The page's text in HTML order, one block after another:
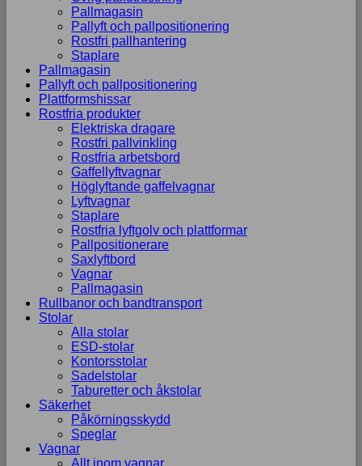
Pallmagasin
Pallyft och pallpositionering
Rostfri pallhantering
Staplare
Pallmagasin
Pallyft och pallpositionering
Plattformshissar
Rostfria produkter
Elektriska dragare
Rostfri pallvinkling
Rostfria arbetsbord
Gaffellyftvagnar
Höglyftande gaffelvagnar
Lyftvagnar
Staplare
Rostfria lyftgolv och plattformar
Pallpositionerare
Saxlyftbord
Vagnar
Pallmagasin
Rullbanor och bandtransport
Stolar
Alla stolar
ESD-stolar
Kontorsstolar
Sadelstolar
Taburetter och åkstolar
Säkerhet
Påkörningsskydd
Speglar
Vagnar
Allt inom vagnar